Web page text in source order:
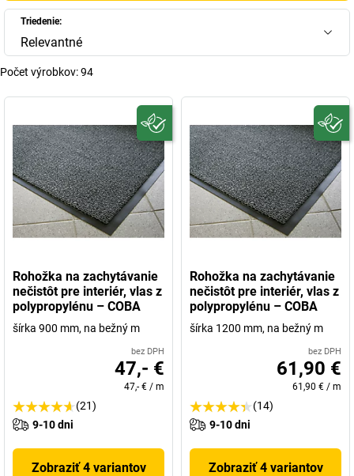
Triedenie:
Relevantné
Počet výrobkov:94
Rohožka na zachytávanie
nečistôt pre interiér, vlas z
polypropylénu – COBA
šírka 900 mm, na bežný m
bez DPH
47,- €
47,- € / m
(21)
9-10 dni
Zobraziť 4 variantov
Rohožka na zachytávanie
nečistôt pre interiér, vlas z
polypropylénu – COBA
šírka 1200 mm, na bežný m
bez DPH
61,90 €
61,90 € / m
(14)
9-10 dni
Zobraziť 4 variantov